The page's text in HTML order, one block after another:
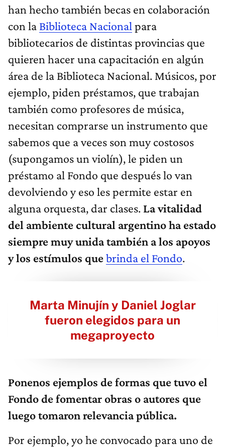
han hecho también becas en colaboración
con la Biblioteca Nacional para
bibliotecarios de distintas provincias que
quieren hacer una capacitación en algún
área de la Biblioteca Nacional. Músicos, por
ejemplo, piden préstamos, que trabajan
también como profesores de música,
necesitan comprarse un instrumento que
sabemos que a veces son muy costosos
(supongamos un violín), le piden un
préstamo al Fondo que después lo van
devolviendo y eso les permite estar en
alguna orquesta, dar clases. Lavitalidad
del ambiente cultural argentino ha estado
siempre muy unida también a los apoyos
y los estímulos quebrinda el Fondo.
Marta Minujín y Daniel Joglar
fueron elegidos para un
megaproyecto
Ponenos ejemplos de formas que tuvo el
Fondo de fomentar obras o autores que
luego tomaron relevancia pública.
Por ejemplo, yo he convocado para uno de